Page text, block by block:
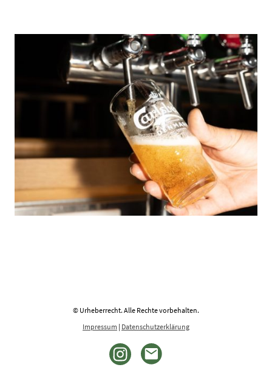
© Urheberrecht. Alle Rechte vorbehalten.
Impressum | Datenschutzerklärung